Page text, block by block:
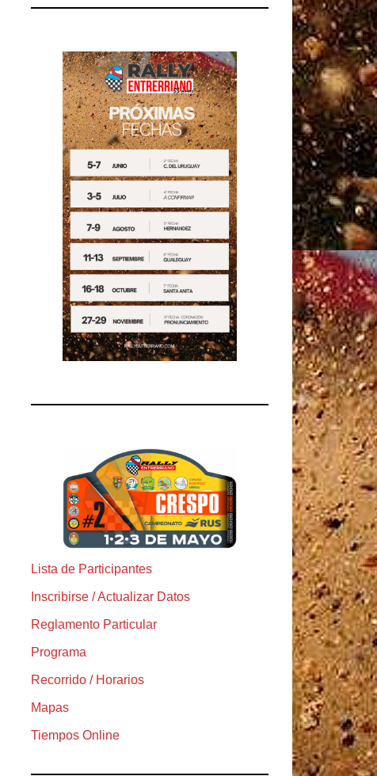
Lista de Participantes
Inscribirse / Actualizar Datos
Reglamento Particular
Programa
Recorrido / Horarios
Mapas
Tiempos Online